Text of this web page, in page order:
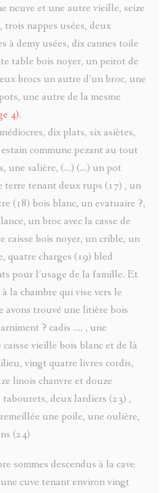
neuve et une autre vieille, seize
trois nappes usées, deux
à demy usées, dix cannes toile
table bois noyer, un peirot de
brocs un autre d’un broc, une
une autre de la mesme
4).
dix plats, six asiètes,
commune pezant au tout
une salière, (...) (...) un pot
terre tenant deux rups (17) , un
(18) bois blanc, un evatuaire ?,
un broc avec la casse de
caisse bois noyer, un crible, un
quatre charges (19) bled
pour l’usage de la famille. Et
la chambre qui vise vers le
avons trouvé une litière bois
? cadis .... , une
caisse vieille bois blanc et de là
vingt quatre livres cordis,
linois chanvre et douze
deux lardiers (23) ,
une poile, une oulière,
(24)
sommes descendus à la cave
cuve tenant environ vingt